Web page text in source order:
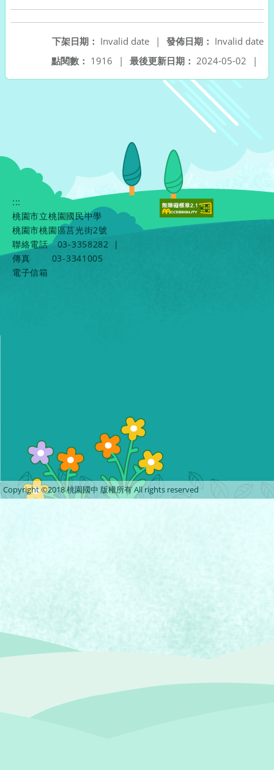
發佈日期： Invalid date
下架日期： Invalid date
|
最後更新日期： 2024-05-02 |
點閱數： 1916 |
:::
桃園市立桃園國民中學
桃園市桃園區莒光街2號
聯絡電話
03-3358282
|
傳真
03-3341005
電子信箱
Copyright ©2018 桃園國中 版權所有 All rights reserved